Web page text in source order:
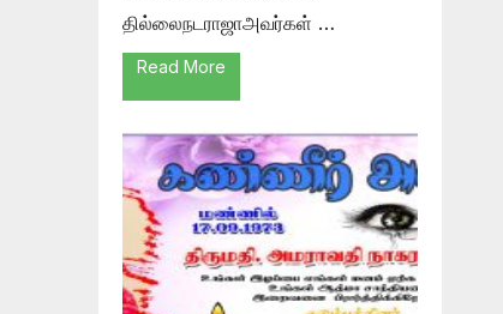
தில்லைநடராஜாஅவர்கள் …
Read More